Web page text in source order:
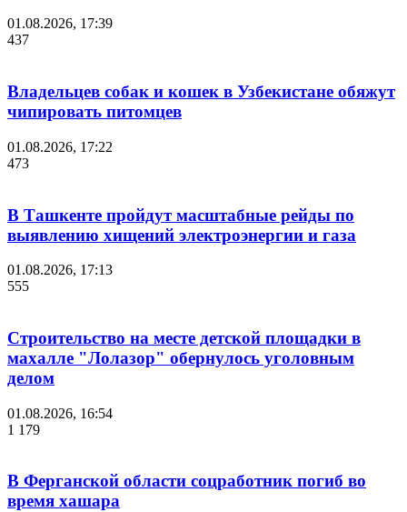
01.08.2026, 17:39
437
Владельцев собак и кошек в Узбекистане обяжут
чипировать питомцев
01.08.2026, 17:22
473
В Ташкенте пройдут масштабные рейды по
выявлению хищений электроэнергии и газа
01.08.2026, 17:13
555
Строительство на месте детской площадки в
махалле "Лолазор" обернулось уголовным
делом
01.08.2026, 16:54
1 179
В Ферганской области соцработник погиб во
время хашара